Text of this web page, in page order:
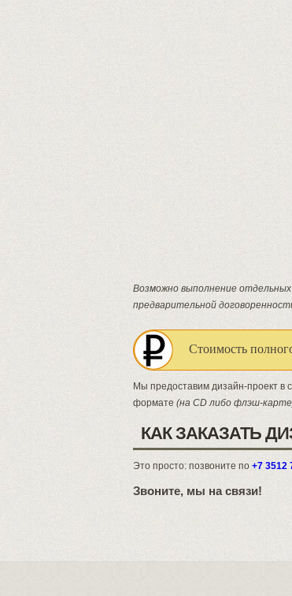
Возможно выполнение
предварительной
Стоимость
Мы предоставим дизайн-проект в
формате (на CD либо флэш-
КАК ЗАКАЗАТЬ
Это просто: позвоните по +7 3512
Звоните, мы на связи!